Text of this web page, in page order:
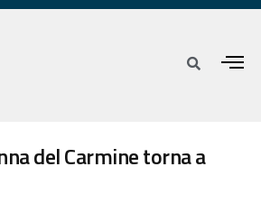
del Carmine torna a